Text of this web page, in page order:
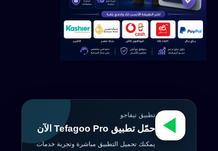
تطبيق تيفاجو
حمّل تطبيق Tefagoo Pro الآن
يمكنك تحميل التطبيق مباشرة وتجربة خدمات